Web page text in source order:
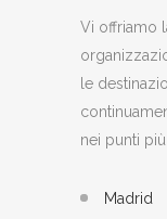
Vi offriamo
le
nei punti
Madrid